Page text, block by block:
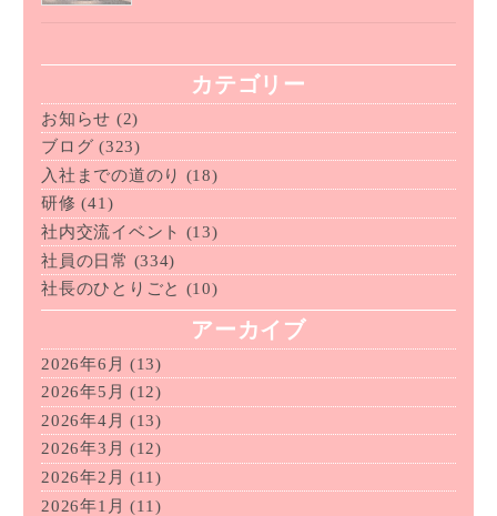
カテゴリー
お知らせ (2)
ブログ (323)
入社までの道のり (18)
研修 (41)
社内交流イベント (13)
社員の日常 (334)
社長のひとりごと (10)
アーカイブ
2026年6月 (13)
2026年5月 (12)
2026年4月 (13)
2026年3月 (12)
2026年2月 (11)
2026年1月 (11)